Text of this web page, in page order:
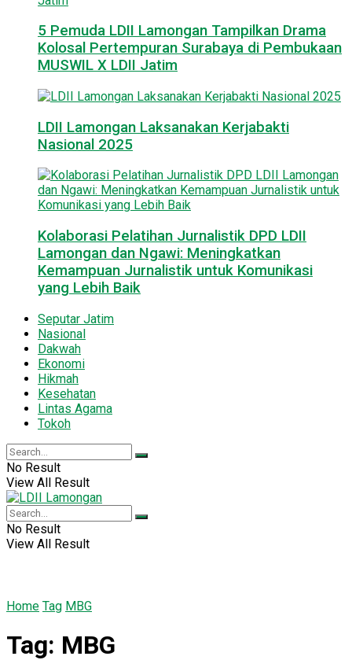
5 Pemuda LDII Lamongan Tampilkan Drama
Kolosal Pertempuran Surabaya di Pembukaan
MUSWIL X LDII Jatim
LDII Lamongan Laksanakan Kerjabakti
Nasional 2025
Kolaborasi Pelatihan Jurnalistik DPD LDII
Lamongan dan Ngawi: Meningkatkan
Kemampuan Jurnalistik untuk Komunikasi
yang Lebih Baik
Seputar Jatim
Nasional
Dakwah
Ekonomi
Hikmah
Kesehatan
Lintas Agama
Tokoh
No Result
View All Result
No Result
View All Result
Home Tag MBG
Tag: MBG